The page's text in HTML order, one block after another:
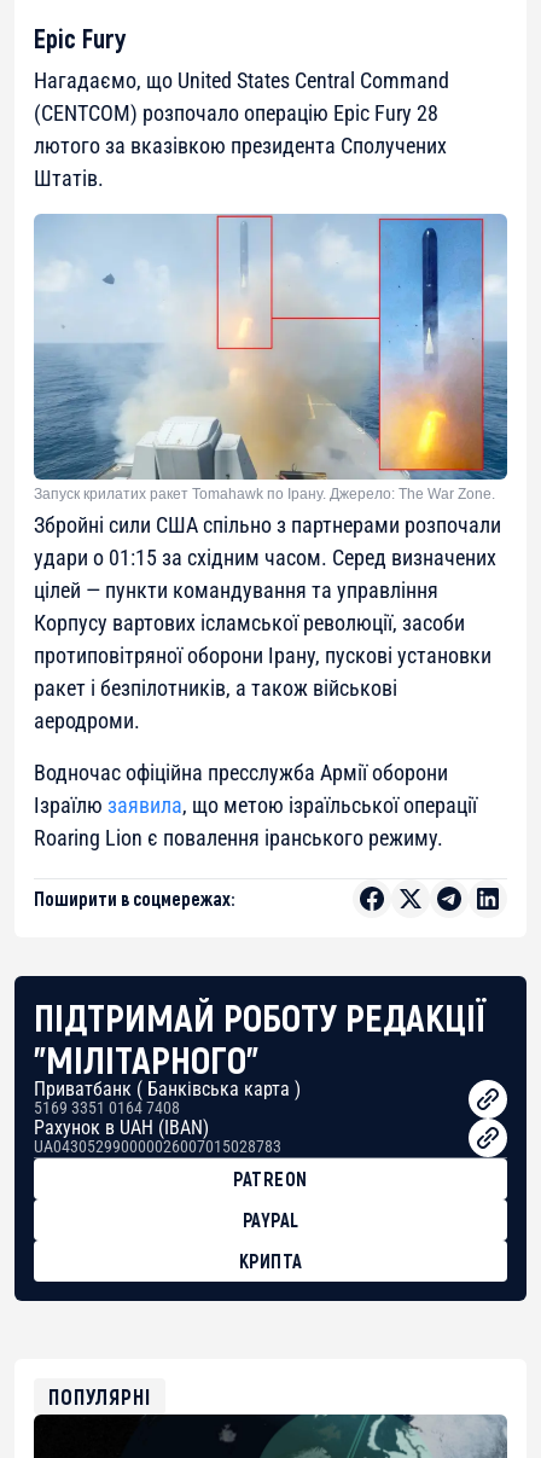
Epic Fury
Нагадаємо, що United States Central Command
(CENTCOM) розпочало операцію Epic Fury 28
лютого за вказівкою президента Сполучених
Штатів.
Запуск крилатих ракет Tomahawk по Ірану. Джерело: The War Zone.
Збройні сили США спільно з партнерами розпочали
удари о 01:15 за східним часом. Серед визначених
цілей — пункти командування та управління
Корпусу вартових ісламської революції, засоби
протиповітряної оборони Ірану, пускові установки
ракет і безпілотників, а також військові
аеродроми.
Водночас офіційна пресслужба Армії оборони
Ізраїлю заявила, що метою ізраїльської операції
Roaring Lion є повалення іранського режиму.
Поширити в соцмережах:
ПІДТРИМАЙ РОБОТУ РЕДАКЦІЇ
"МІЛІТАРНОГО"
Приватбанк ( Банківська карта )
5169 3351 0164 7408
Рахунок в UAH (IBAN)
UA043052990000026007015028783
PATREON
PAYPAL
КРИПТА
0xfD02863D3289416fcF50975c9DFda13623f97758
ПОПУЛЯРНІ